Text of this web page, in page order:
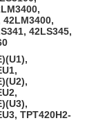
42LM3400,
42LS345,
TPT420H2-